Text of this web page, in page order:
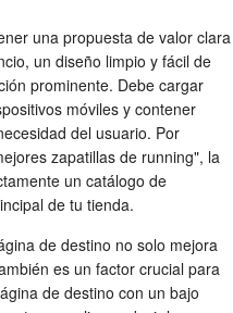
una propuesta de valor clara
un diseño limpio y fácil de
prominente. Debe cargar
móviles y contener
del usuario. Por
zapatillas de running", la
un catálogo de
de tu tienda.
de destino no solo mejora
es un factor crucial para
de destino con un bajo